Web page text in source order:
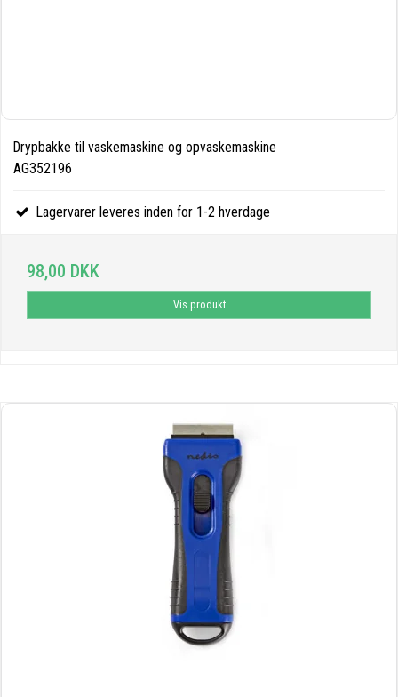
Drypbakke til vaskemaskine og opvaskemaskine
AG352196
Lagervarer leveres inden for 1-2 hverdage
98,00 DKK
Vis produkt